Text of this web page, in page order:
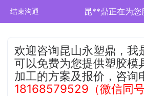
结束沟通 昆**鼎正在为您
欢迎咨询昆山永塑鼎，我
可以免费为您提供塑胶模
加工的方案及报价，咨询
18168579529（微信同号